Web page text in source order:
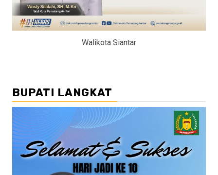
Walikota Siantar
BUPATI LANGKAT